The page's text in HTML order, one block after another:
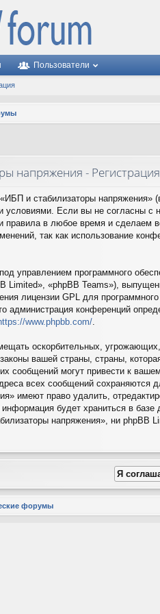
Пользователи
напряжения - Регистрация
и стабилизаторы
Если вы не согласны с
правила в любое время и сделаем
так как использование
управлением программного
Limited», «phpBB Teams»),
лицензии GPL для
администрация конференций
www.phpbb.com/.
оскорбительных,
вашей страны, страны,
сообщений могут привести к
всех сообщений сохраняются
имеют право удалить,
будет храниться в
напряжения», ни phpBB
форумы